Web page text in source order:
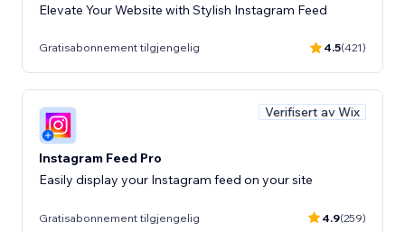
Elevate Your Website with Stylish Instagram Feed
Gratisabonnement tilgjengelig 4.5(421)
Verifisert av Wix
Instagram Feed Pro
Easily display your Instagram feed on your site
Gratisabonnement tilgjengelig 4.9(259)